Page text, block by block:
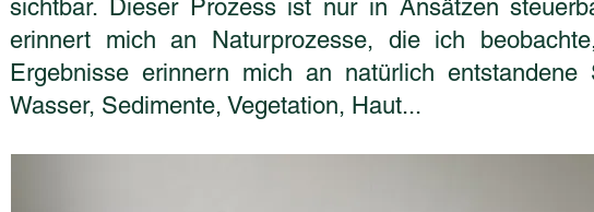
sichtbar. Dieser Prozess ist nur in Ansätzen
erinnert mich an Naturprozesse, die ich
Ergebnisse erinnern mich an natürlich entstandene
Wasser, Sedimente, Vegetation, Haut...